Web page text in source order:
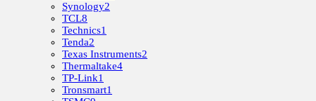
Synology2
TCL8
Technics1
Tenda2
Texas Instruments2
Thermaltake4
TP-Link1
Tronsmart1